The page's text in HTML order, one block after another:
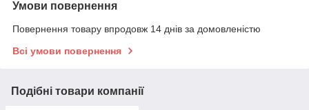
Умови повернення
Повернення товару впродовж 14 днів за домовленістю
Всі умови повернення
Подібні товари компанії